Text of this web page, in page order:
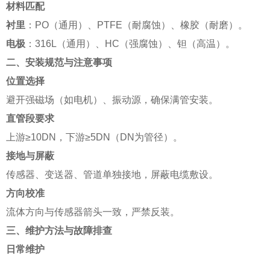
材料匹配
衬里 ：PO（通用）、PTFE（耐腐蚀）、橡胶（耐磨）。
电极 ：316L（通用）、HC（强腐蚀）、钽（高温）。
二、安装规范与注意事项
位置选择
避开强磁场（如电机）、振动源，确保满管安装。
直管段要求
上游≥10DN，下游≥5DN（DN为管径）。
接地与屏蔽
传感器、变送器、管道单独接地，屏蔽电缆敷设。
方向校准
流体方向与传感器箭头一致，严禁反装。
三、维护方法与故障排查
日常维护